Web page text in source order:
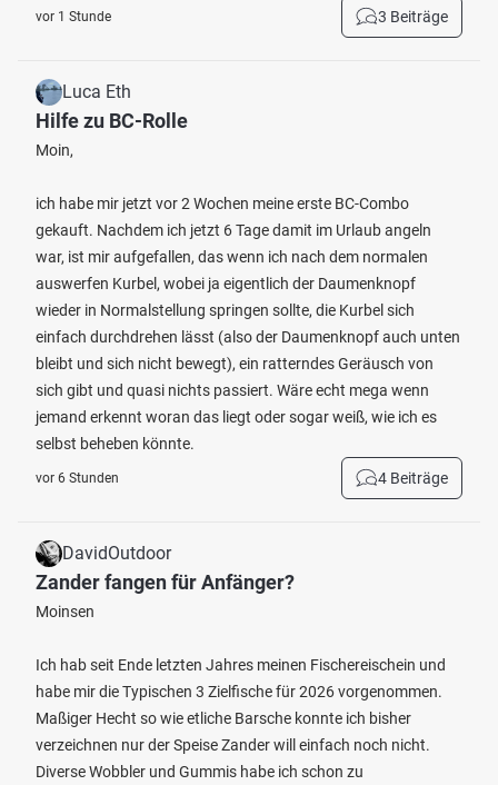
vor 1 Stunde 3 Beiträge
Luca Eth
Hilfe zu BC-Rolle
Moin,
ich habe mir jetzt vor 2 Wochen meine erste BC-Combo
gekauft. Nachdem ich jetzt 6 Tage damit im Urlaub angeln
war, ist mir aufgefallen, das wenn ich nach dem normalen
auswerfen Kurbel, wobei ja eigentlich der Daumenknopf
wieder in Normalstellung springen sollte, die Kurbel sich
einfach durchdrehen lässt (also der Daumenknopf auch unten
bleibt und sich nicht bewegt), ein ratterndes Geräusch von
sich gibt und quasi nichts passiert. Wäre echt mega wenn
jemand erkennt woran das liegt oder sogar weiß, wie ich es
selbst beheben könnte.
vor 6 Stunden 4 Beiträge
DavidOutdoor
Zander fangen für Anfänger?
Moinsen
Ich hab seit Ende letzten Jahres meinen Fischereischein und
habe mir die Typischen 3 Zielfische für 2026 vorgenommen.
Maßiger Hecht so wie etliche Barsche konnte ich bisher
verzeichnen nur der Speise Zander will einfach noch nicht.
Diverse Wobbler und Gummis habe ich schon zu